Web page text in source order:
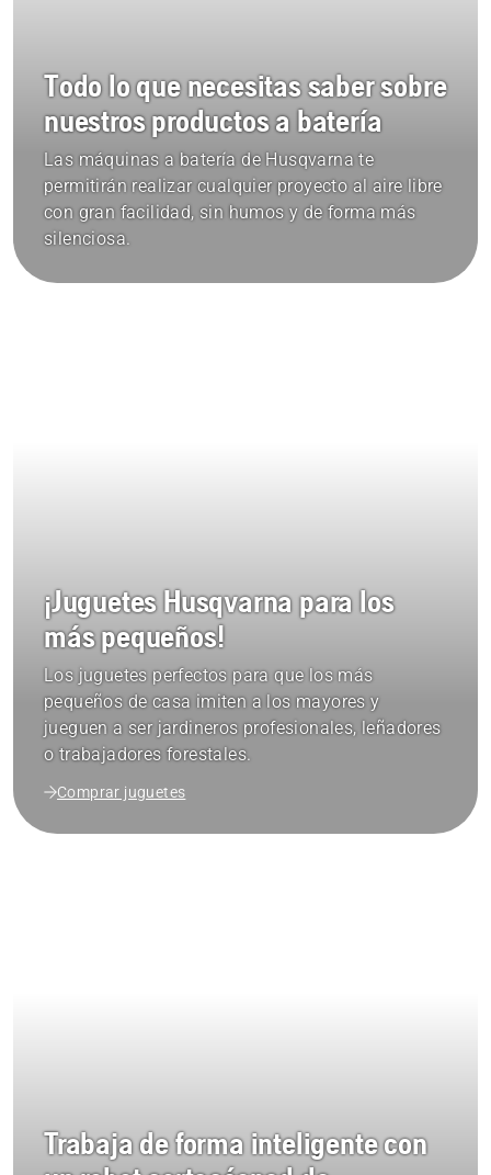
Todo lo que necesitas saber sobre
nuestros productos a batería
Las máquinas a batería de Husqvarna te
permitirán realizar cualquier proyecto al aire libre
con gran facilidad, sin humos y de forma más
silenciosa.
¡Juguetes Husqvarna para los
más pequeños!
Los juguetes perfectos para que los más
pequeños de casa imiten a los mayores y
jueguen a ser jardineros profesionales, leñadores
o trabajadores forestales.
Comprar juguetes
Trabaja de forma inteligente con